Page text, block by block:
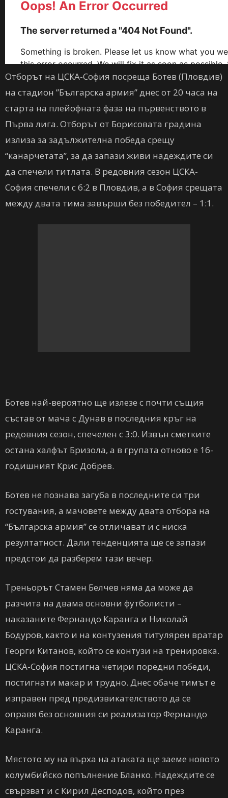
Отборът на ЦСКА-София посреща Ботев (Пловдив)
на стадион ”Българска армия” днес от 20 часа на
старта на плейофната фаза на първенството в
Първа лига. Отборът от Борисовата градина
излиза за задължителна победа срещу
“канарчетата”, за да запази живи надеждите си
да спечели титлата. В редовния сезон ЦСКА-
София спечели с 6:2 в Пловдив, а в София срещата
между двата тима завърши без победител – 1:1.
Ботев най-вероятно ще излезе с почти същия
състав от мача с Дунав в последния кръг на
редовния сезон, спечелен с 3:0. Извън сметките
остана халфът Бризола, а в групата отново е 16-
годишният Крис Добрев.
Ботев не познава загуба в последните си три
гостувания, а мачовете между двата отбора на
“Българска армия” се отличават и с ниска
резултатност. Дали тенденцията ще се запази
предстои да разберем тази вечер.
Треньорът Стамен Белчев няма да може да
разчита на двама основни футболисти –
наказаните Фернандо Каранга и Николай
Бодуров, както и на контузения титулярен вратар
Георги Китанов, който се контузи на тренировка.
ЦСКА-София постигна четири поредни победи,
постигнати макар и трудно. Днес обаче тимът е
изправен пред предизвикателството да се
оправя без основния си реализатор Фернандо
Каранга.
Мястото му на върха на атаката ще заеме новото
колумбийско попълнение Бланко. Надеждите се
свързват и с Кирил Десподов, който през